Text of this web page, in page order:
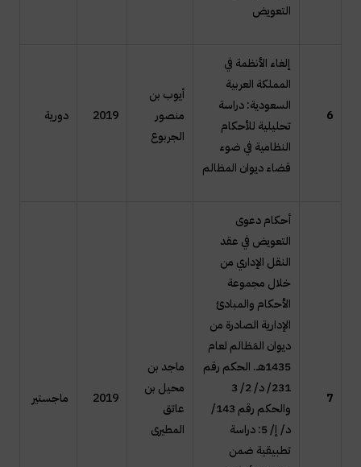
التعويض
6
إلغاء الأنظمة في
المملكة العربية
السعودية: دراسة
تحليلية للأحكام
النظامية في ضوء
قضاء ديوان المظالم
أيوب بن
منصور
الجربوع
2019 دورية
7
أحكام دعوى
التعويض في عقد
النقل الإداري من
خلال مجموعة
الأحكام والمبادئ
الإدارية الصادرة من
ديوان المَظالم لعام
1435هـ. الحكم رقم
231/ د/ 2/ 3
والحكم رقم 143/
د/ إ/ 5: دراسة
تطبيقية ضمن
ماجد بن
محيل بن
عاتق
المطيرى
2019 ماجستير